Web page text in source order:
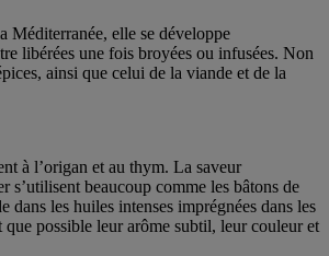
Méditerranée, elle se développe
libérées une fois broyées ou infusées. Non
ainsi que celui de la viande et de la
à l’origan et au thym. La saveur
s’utilisent beaucoup comme les bâtons de
dans les huiles intenses imprégnées dans les
possible leur arôme subtil, leur couleur et